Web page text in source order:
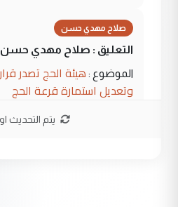
صلاح مهدي حسن
التعليق : صلاح مهدي حسن
الموضوع : هيئة الحج تصدر
وتعديل استمارة قرعة الحج
يتم التحديث